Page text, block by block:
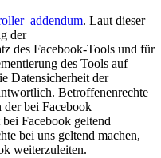
. Laut dieser
der
des Facebook-Tools und für
des Tools auf
Datensicherheit der
Betroffenenrechte
bei Facebook
Facebook geltend
bei uns geltend machen,
weiterzuleiten.